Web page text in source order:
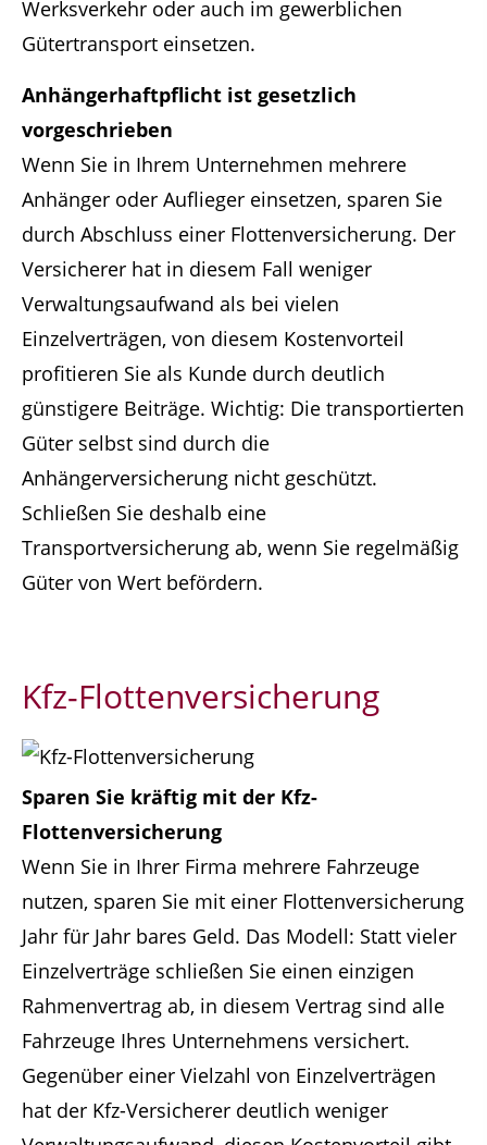
Werksverkehr oder auch im gewerblichen
Gütertransport einsetzen.
Anhängerhaftpflicht ist gesetzlich
vorgeschrieben
Wenn Sie in Ihrem Unternehmen mehrere
Anhänger oder Auflieger einsetzen, sparen Sie
durch Abschluss einer Flottenversicherung. Der
Versicherer hat in diesem Fall weniger
Verwaltungsaufwand als bei vielen
Einzelverträgen, von diesem Kostenvorteil
profitieren Sie als Kunde durch deutlich
günstigere Beiträge. Wichtig: Die transportierten
Güter selbst sind durch die
Anhängerversicherung nicht geschützt.
Schließen Sie deshalb eine
Transportversicherung ab, wenn Sie regelmäßig
Güter von Wert befördern.
Kfz-Flottenversicherung
Sparen Sie kräftig mit der Kfz-
Flottenversicherung
Wenn Sie in Ihrer Firma mehrere Fahrzeuge
nutzen, sparen Sie mit einer Flottenversicherung
Jahr für Jahr bares Geld. Das Modell: Statt vieler
Einzelverträge schließen Sie einen einzigen
Rahmenvertrag ab, in diesem Vertrag sind alle
Fahrzeuge Ihres Unternehmens versichert.
Gegenüber einer Vielzahl von Einzelverträgen
hat der Kfz-Versicherer deutlich weniger